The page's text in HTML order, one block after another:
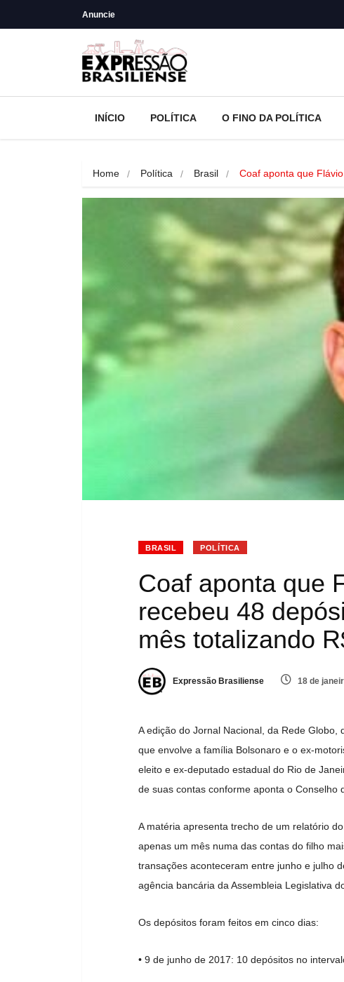
Anuncie
INÍCIO POLÍTICA O FINO DA POLÍTICA
Home Política Brasil Coaf aponta que
BRASIL POLÍTICA
Coaf aponta que
recebeu 48
mês totalizando
Expressão Brasiliense 18 de
A edição do Jornal Nacional, da Rede
que envolve a família Bolsonaro e o ex-
eleito e ex-deputado estadual do Rio de
de suas contas conforme aponta o Conselho
A matéria apresenta trecho de um relatório
apenas um mês numa das contas do filho
transações aconteceram entre junho e julho
agência bancária da Assembleia Legislativa
Os depósitos foram feitos em cinco dias:
• 9 de junho de 2017: 10 depósitos no